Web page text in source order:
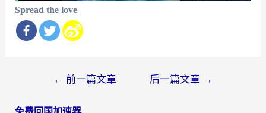
Spread the love
← 前一篇文章 后一篇文章 →